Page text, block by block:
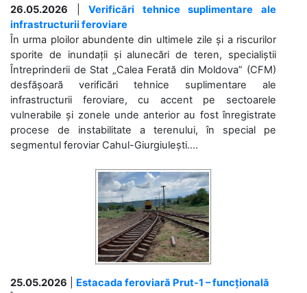
26.05.2026 |Verificări tehnice suplimentare ale
infrastructurii feroviare
În urma ploilor abundente din ultimele zile și a riscurilor
sporite de inundații și alunecări de teren, specialiștii
Întreprinderii de Stat „Calea Ferată din Moldova” (CFM)
desfășoară verificări tehnice suplimentare ale
infrastructurii feroviare, cu accent pe sectoarele
vulnerabile și zonele unde anterior au fost înregistrate
procese de instabilitate a terenului, în special pe
segmentul feroviar Cahul-Giurgiulești....
25.05.2026
Estacada feroviară Prut-1 – funcțională